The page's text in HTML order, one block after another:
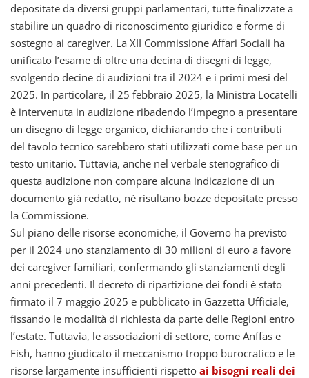
depositate da diversi gruppi parlamentari, tutte finalizzate a
stabilire un quadro di riconoscimento giuridico e forme di
sostegno ai caregiver. La XII Commissione Affari Sociali ha
unificato l’esame di oltre una decina di disegni di legge,
svolgendo decine di audizioni tra il 2024 e i primi mesi del
2025. In particolare, il 25 febbraio 2025, la Ministra Locatelli
è intervenuta in audizione ribadendo l’impegno a presentare
un disegno di legge organico, dichiarando che i contributi
del tavolo tecnico sarebbero stati utilizzati come base per un
testo unitario. Tuttavia, anche nel verbale stenografico di
questa audizione non compare alcuna indicazione di un
documento già redatto, né risultano bozze depositate presso
la Commissione.
Sul piano delle risorse economiche, il Governo ha previsto
per il 2024 uno stanziamento di 30 milioni di euro a favore
dei caregiver familiari, confermando gli stanziamenti degli
anni precedenti. Il decreto di ripartizione dei fondi è stato
firmato il 7 maggio 2025 e pubblicato in Gazzetta Ufficiale,
fissando le modalità di richiesta da parte delle Regioni entro
l’estate. Tuttavia, le associazioni di settore, come Anffas e
Fish, hanno giudicato il meccanismo troppo burocratico e le
risorse largamente insufficienti rispetto ai bisogni reali dei